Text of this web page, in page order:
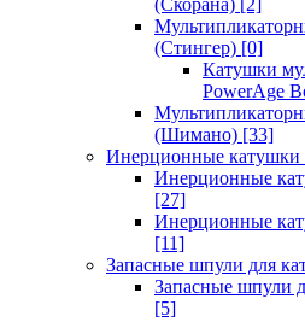
(Скорана) [2]
(Стингер) [0]
Катушки
PowerAge
(Шимано) [33]
Инерционные катушки
Инерционные
[27]
Инерционные
[11]
Запасные шпули для
Запасные шпули
[5]